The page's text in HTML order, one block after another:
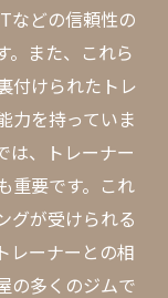
などの信頼性の
。また、これら
付けられたトレ
力を持っていま
は、トレーナー
重要です。これ
グが受けられる
レーナーとの相
の多くのジムで